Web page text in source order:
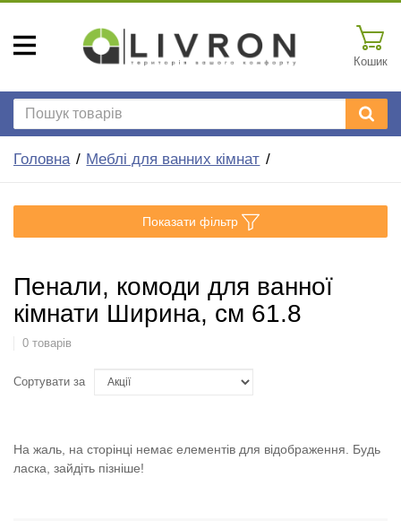
Кошик
Головна Меблі для ванних кімнат
Показати фільтр
Пенали, комоди для ванної
кімнати Ширина, см 61.8
0 товарів
Сортувати за
На жаль, на сторінці немає елементів для відображення. Будь
ласка, зайдіть пізніше!